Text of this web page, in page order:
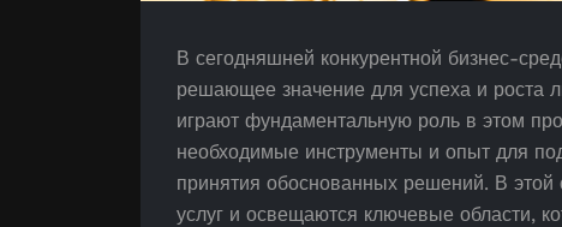
В сегодняшней конкурентной бизнес-
решающее значение для успеха и роста
играют фундаментальную роль в этом
необходимые инструменты и опыт для
принятия обоснованных решений. В этой
услуг и освещаются ключевые области,